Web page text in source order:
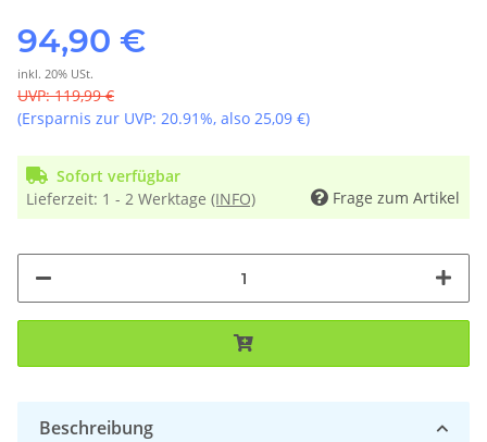
94,90 €
inkl. 20% USt.
UVP:119,99 €
(Ersparnis zur UVP: 20.91%, also 25,09 €)
Sofort verfügbar
Lieferzeit: 1 - 2 Werktage (INFO) Frage zum Artikel
Beschreibung